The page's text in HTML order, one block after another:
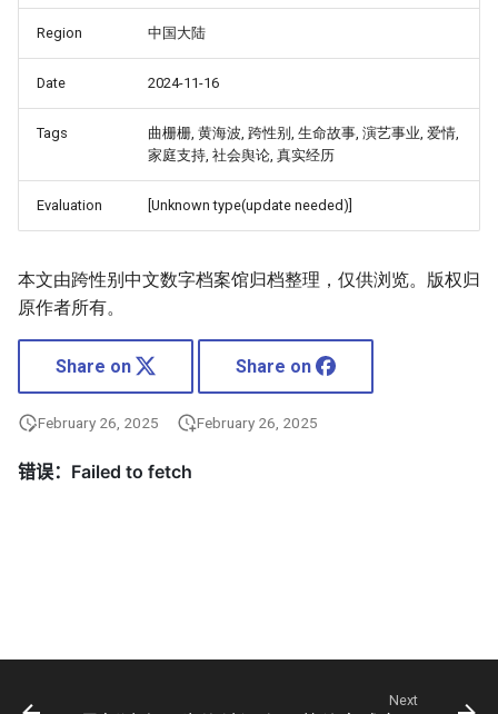
Region 中国大陆
Date 2024-11-16
Tags
曲栅栅, 黄海波, 跨性别, 生命故事, 演艺事业, 爱情,
家庭支持, 社会舆论, 真实经历
Evaluation [Unknown type(update needed)]
本文由跨性别中文数字档案馆归档整理，仅供浏览。版权归
原作者所有。
Share on Share on
February 26, 2025 February 26, 2025
Next